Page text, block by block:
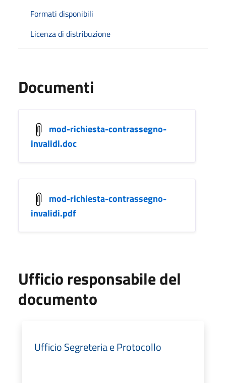
Formati disponibili
Licenza di distribuzione
Documenti
mod-richiesta-contrassegno-
invalidi.doc
mod-richiesta-contrassegno-
invalidi.pdf
Ufficio responsabile del
documento
Ufficio Segreteria e Protocollo